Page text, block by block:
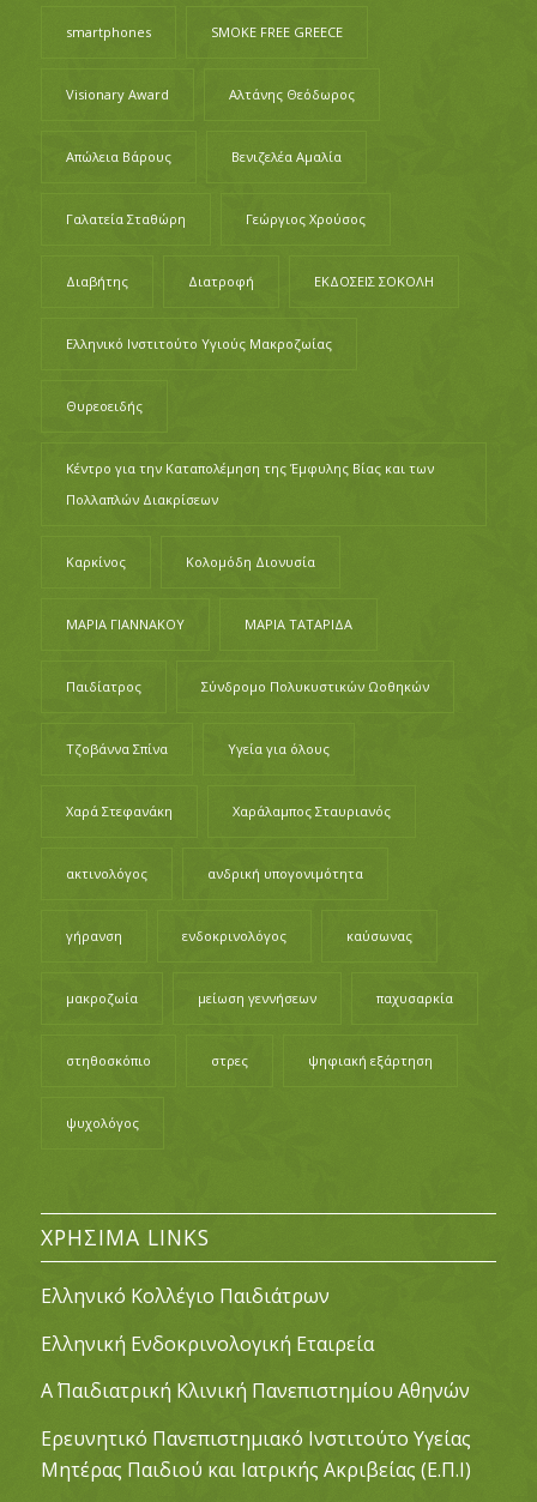
smartphones SMOKE FREE GREECE
Visionary Award Αλτάνης Θεόδωρος
Απώλεια Βάρους Βενιζελέα Αμαλία
Γαλατεία Σταθώρη Γεώργιος Χρούσος
Διαβήτης Διατροφή ΕΚΔΟΣΕΙΣ ΣΟΚΟΛΗ
Ελληνικό Ινστιτούτο Υγιούς Μακροζωίας
Θυρεοειδής
Κέντρο για την Καταπολέμηση της Έμφυλης Βίας και των
Πολλαπλών Διακρίσεων
Καρκίνος Κολομόδη Διονυσία
ΜΑΡΙΑ ΓΙΑΝΝΑΚΟΥ ΜΑΡΙΑ ΤΑΤΑΡΙΔΑ
Παιδίατρος Σύνδρομο Πολυκυστικών Ωοθηκών
Τζοβάννα Σπίνα Υγεία για όλους
Χαρά Στεφανάκη Χαράλαμπος Σταυριανός
ακτινολόγος ανδρική υπογονιμότητα
γήρανση ενδοκρινολόγος καύσωνας
μακροζωία μείωση γεννήσεων παχυσαρκία
στηθοσκόπιο στρες ψηφιακή εξάρτηση
ψυχολόγος
ΧΡΉΣΙΜΑ LINKS
Ελληνικό Κολλέγιο Παιδιάτρων
Ελληνική Ενδοκρινολογική Εταιρεία
Α΄ Παιδιατρική Κλινική Πανεπιστημίου Αθηνών
Ερευνητικό Πανεπιστημιακό Ινστιτούτο Υγείας
Μητέρας Παιδιού και Ιατρικής Ακριβείας (Ε.Π.Ι)